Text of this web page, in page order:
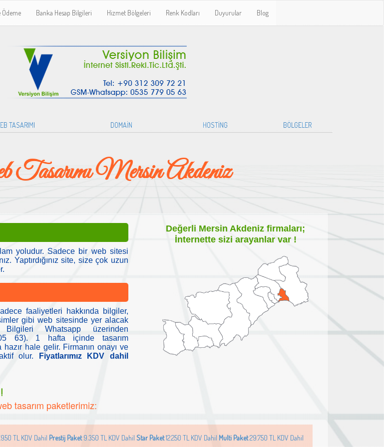
Ödeme Banka Hesap Bilgileri Hizmet Bölgeleri Renk Kodları Duyurular Blog
TASARIMI DOMAİN HOSTİNG BÖLGELER
Tasarımı Mersin Akdeniz
yoludur. Sadece bir web sitesi
Yaptırdığınız site, size çok uzun
faaliyetleri hakkında bilgiler,
gibi web sitesinde yer alacak
Whatsapp üzerinden
63). 1 hafta içinde tasarım
hale gelir. Firmanın onayı ve
aktif olur.Fiyatlarımız KDV dahil
DeğerliMersin Akdenizfirmaları;
İnternette sizi arayanlar var !
tasarım paketlerimiz:
TL KDV Dahil Prestij Paket9.350 TL KDV Dahil Star Paket12.250 TL KDV Dahil Multi Paket29.750 TL KDV Dahil